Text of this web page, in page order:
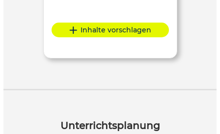
Inhalte vorschlagen
Unterrichtsplanung